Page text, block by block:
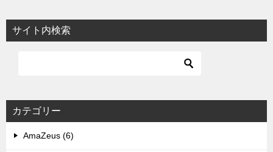
サイト内検索
カテゴリー
AmaZeus (6)